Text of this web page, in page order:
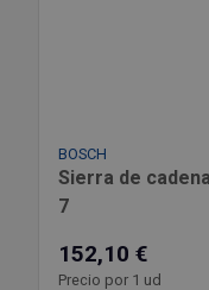
BOSCH
Sierra de
7
152,10 €
Precio por 1 ud